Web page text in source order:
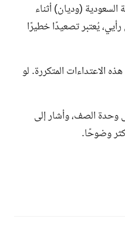
(وديان) أثناء
يُعتبر تصعيدًا خطيرًا
الاعتداءات المتكررة. لو
وحدة الصف، وأشار إلى
وضوحًا.